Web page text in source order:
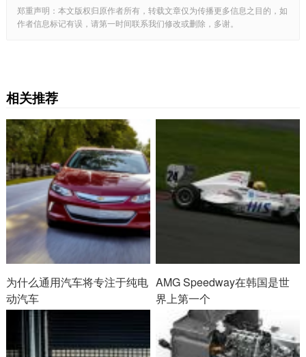
郑重声明：本文版权归原作者所有，转载文章仅为传播更多信息之目的，如
作者信息标记有误，请第一时间联系我们修改或删除，多谢。
相关推荐
为什么通用汽车将专注于纯电
动汽车
AMG Speedway在韩国是世
界上第一个